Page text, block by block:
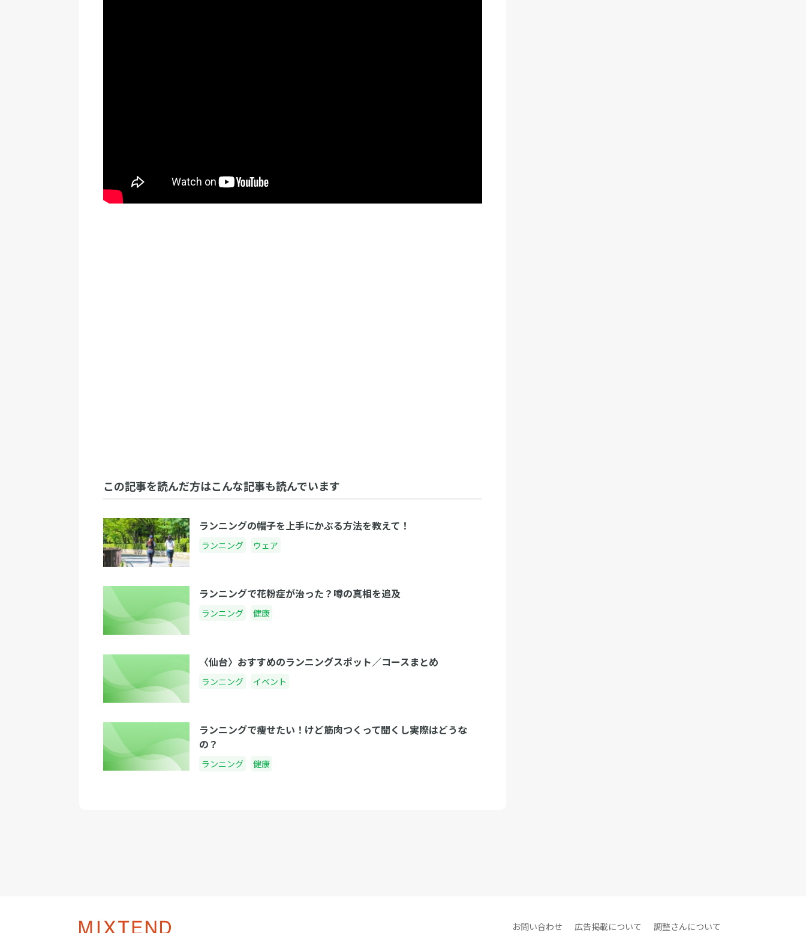
この記事を読んだ方はこんな記事も読んでいます
ランニングの帽子を上手にかぶる方法を教えて！
ランニング ウェア
ランニングで花粉症が治った？噂の真相を追及
ランニング 健康
〈仙台〉おすすめのランニングスポット／コースまとめ
ランニング イベント
ランニングで痩せたい！けど筋肉つくって聞くし実際はどうな
の？
ランニング 健康
お問い合わせ 広告掲載について 調整さんについて